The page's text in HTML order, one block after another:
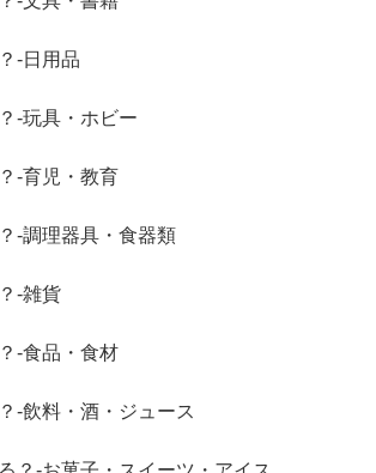
-日用品
-玩具・ホビー
-育児・教育
-調理器具・食器類
-雑貨
-食品・食材
-飲料・酒・ジュース